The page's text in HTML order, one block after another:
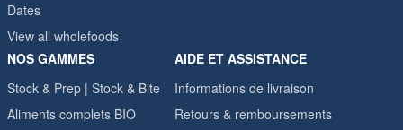
Dates
View all wholefoods
NOS GAMMES
Stock & Prep | Stock & Bite
Aliments complets BIO
AIDE ET ASSISTANCE
Informations de livraison
Retours & remboursements